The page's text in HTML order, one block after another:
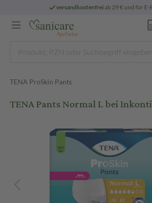
versandkostenfreiab 29 € und für E-
TENA ProSkin Pants
TENA Pants Normal L bei